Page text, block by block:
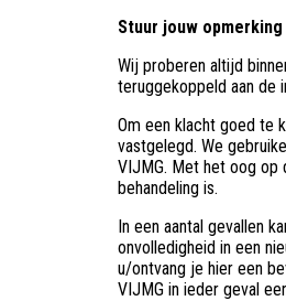
Stuur jouw
Wij proberen altijd
teruggekoppeld aan de
Om een klacht goed te
vastgelegd. We
VIJMG. Met het oog op
behandeling is.
In een aantal gevallen
onvolledigheid in een
u/ontvang je hier een
VIJMG in ieder geval